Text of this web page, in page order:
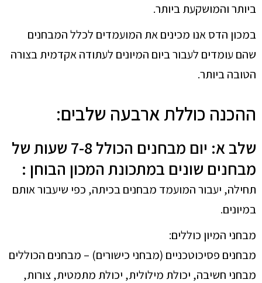
ביותר והמושקעת ביותר.
במכון הדס אנו מכינים את המועמדים לכלל המבחנים
שהם עומדים לעבור ביום המיונים לעתודה אקדמית בצורה
הטובה ביותר.
ההכנה כוללת ארבעה שלבים:
שלב א: יום מבחנים הכולל 7-8 שעות של
מבחנים שונים במתכונת המכון הבוחן :
תחילה, יעבור המועמד מבחנים בכיתה, כפי שיעבור אותם
במיונים.
מבחני המיון כוללים:
מבחנים פסיכוטכניים (מבחני כישורים) – מבחנים הכוללים
מבחני חשיבה, יכולת מילולית, יכולת מתמטית, צורות,